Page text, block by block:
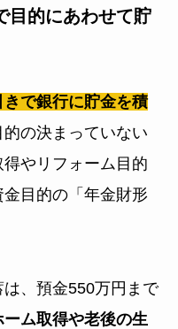
的にあわせて貯
で銀行に貯金を積
の決まっていない
得やリフォーム目的
目的の「年金財形
、預金550万円まで
ーム取得や老後の生